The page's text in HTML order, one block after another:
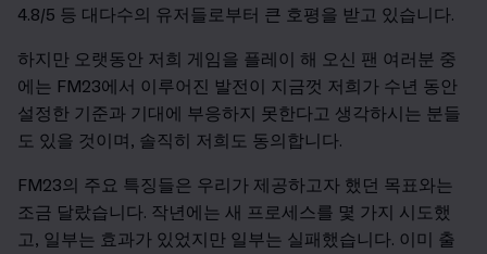
4.8/5 등 대다수의 유저들로부터 큰 호평을 받고 있습니다.
하지만 오랫동안 저희 게임을 플레이 해 오신 팬 여러분 중
에는 FM23에서 이루어진 발전이 지금껏 저희가 수년 동안
설정한 기준과 기대에 부응하지 못한다고 생각하시는 분들
도 있을 것이며, 솔직히 저희도 동의합니다.
FM23의 주요 특징들은 우리가 제공하고자 했던 목표와는
조금 달랐습니다. 작년에는 새 프로세스를 몇 가지 시도했
고, 일부는 효과가 있었지만 일부는 실패했습니다. 이미 출